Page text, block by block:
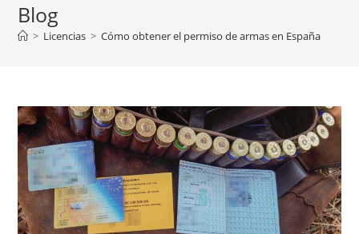
Blog
> Licencias > Cómo obtener el permiso de armas en España